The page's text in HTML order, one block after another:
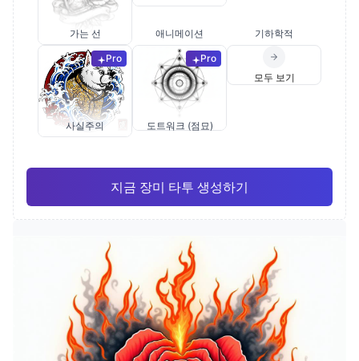
가는 선 애니메이션 기하학적
Pro
사실주의
Pro
도트워크 (점묘)
모두 보기
지금 장미 타투 생성하기